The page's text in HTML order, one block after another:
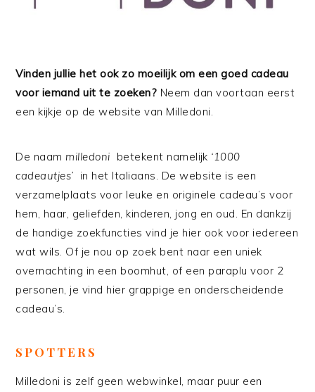
Vinden jullie het ook zo moeilijk om een goed cadeau
voor iemand uit te zoeken? Neem dan voortaan eerst
een kijkje op de website van Milledoni.
De naam milledoni betekent namelijk ‘1000
cadeautjes’ in het Italiaans. De website is een
verzamelplaats voor leuke en originele cadeau’s voor
hem, haar, geliefden, kinderen, jong en oud. En dankzij
de handige zoekfuncties vind je hier ook voor iedereen
wat wils. Of je nou op zoek bent naar een uniek
overnachting in een boomhut, of een paraplu voor 2
personen, je vind hier grappige en onderscheidende
cadeau’s.
SPOTTERS
Milledoni is zelf geen webwinkel, maar puur een